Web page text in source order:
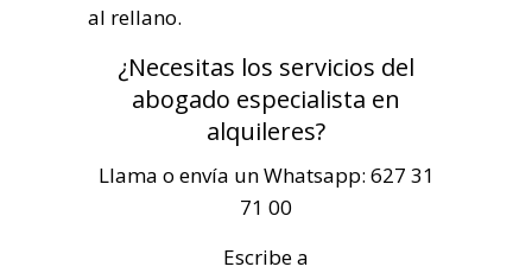
al rellano.
¿Necesitas los servicios del
abogado especialista en
alquileres?
Llama o envía un Whatsapp: 627 31
71 00
Escribe a